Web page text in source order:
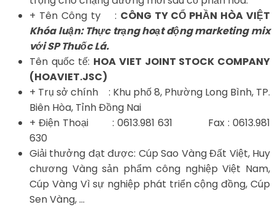
+ Tên Công ty : CÔNG TY CỔ PHẦN HÒA VIỆT
Khóa luận: Thực trạng hoạt động marketing mix
với SP Thuốc Lá.
Tên quốc tế: HOA VIET JOINT STOCK COMPANY
(HOAVIET.JSC)
+ Trụ sở chính : Khu phố 8, Phường Long Bình, TP.
Biên Hòa, Tỉnh Đồng Nai
+ Điện Thoại : 0613.981 631 Fax : 0613.981
630
Giải thưởng đạt được: Cúp Sao Vàng Đất Việt, Huy
chương Vàng sản phẩm công nghiệp Việt Nam,
Cúp Vàng Vì sự nghiệp phát triển cộng đồng, Cúp
Sen Vàng, …